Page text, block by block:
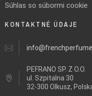
Súhlas so súbormi cookie
KONTAKTNÉ ÚDAJE
PEFRANO SP. Z O.O.
ul. Szpitalna 30
32-300 Olkusz,